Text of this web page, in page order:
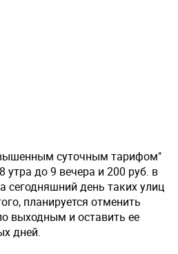
суточным тарифом"
утра до 9 вечера и 200 руб. в
сегодняшний день таких улиц
планируется отменить
выходным и оставить ее
дней.